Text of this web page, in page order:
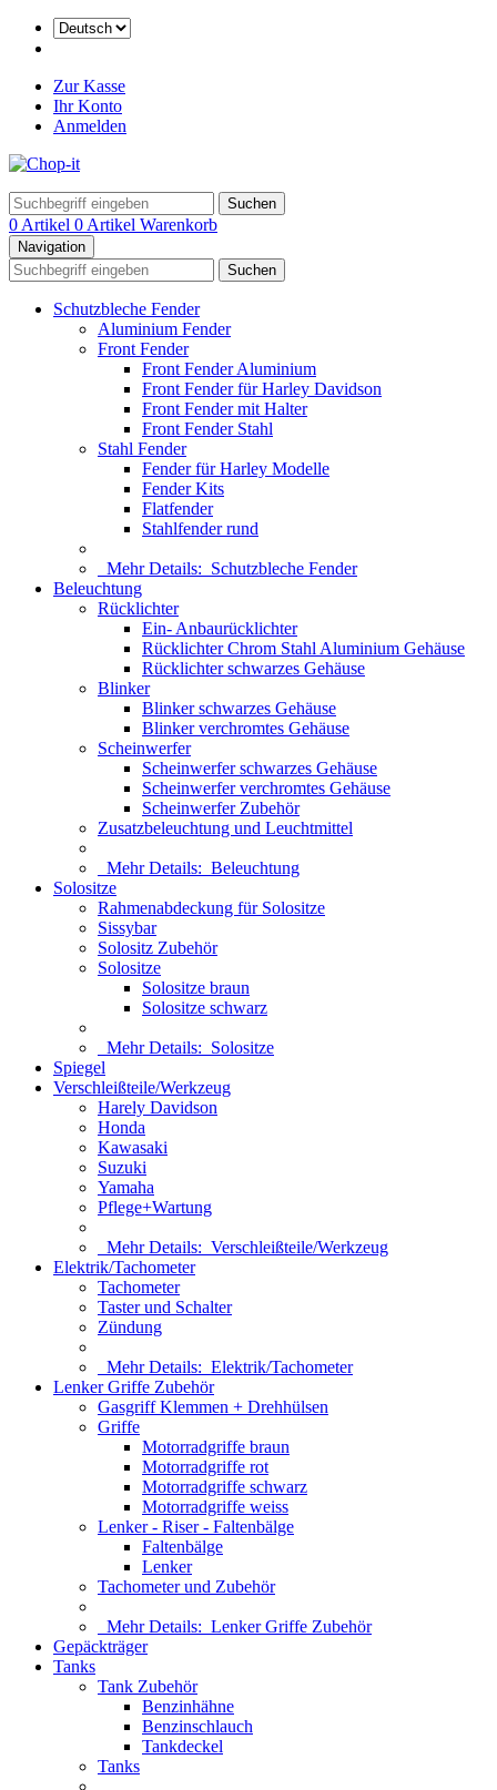
Zur Kasse
Ihr Konto
Anmelden
Suchen
0 Artikel 0 Artikel Warenkorb
Navigation
Suchen
Schutzbleche Fender
Aluminium Fender
Front Fender
Front Fender Aluminium
Front Fender für Harley Davidson
Front Fender mit Halter
Front Fender Stahl
Stahl Fender
Fender für Harley Modelle
Fender Kits
Flatfender
Stahlfender rund
Mehr Details: Schutzbleche Fender
Beleuchtung
Rücklichter
Ein- Anbaurücklichter
Rücklichter Chrom Stahl Aluminium Gehäuse
Rücklichter schwarzes Gehäuse
Blinker
Blinker schwarzes Gehäuse
Blinker verchromtes Gehäuse
Scheinwerfer
Scheinwerfer schwarzes Gehäuse
Scheinwerfer verchromtes Gehäuse
Scheinwerfer Zubehör
Zusatzbeleuchtung und Leuchtmittel
Mehr Details: Beleuchtung
Solositze
Rahmenabdeckung für Solositze
Sissybar
Solositz Zubehör
Solositze
Solositze braun
Solositze schwarz
Mehr Details: Solositze
Spiegel
Verschleißteile/Werkzeug
Harely Davidson
Honda
Kawasaki
Suzuki
Yamaha
Pflege+Wartung
Mehr Details: Verschleißteile/Werkzeug
Elektrik/Tachometer
Tachometer
Taster und Schalter
Zündung
Mehr Details: Elektrik/Tachometer
Lenker Griffe Zubehör
Gasgriff Klemmen + Drehhülsen
Griffe
Motorradgriffe braun
Motorradgriffe rot
Motorradgriffe schwarz
Motorradgriffe weiss
Lenker - Riser - Faltenbälge
Faltenbälge
Lenker
Tachometer und Zubehör
Mehr Details: Lenker Griffe Zubehör
Gepäckträger
Tanks
Tank Zubehör
Benzinhähne
Benzinschlauch
Tankdeckel
Tanks